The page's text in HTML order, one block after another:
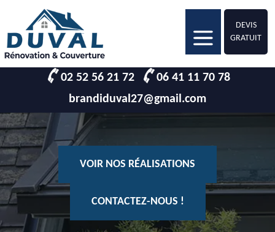
DEVIS
GRATUIT
02 52 56 21 72
06 41 11 70 78
brandiduval27@gmail.com
VOIR NOS RÉALISATIONS
CONTACTEZ-NOUS !